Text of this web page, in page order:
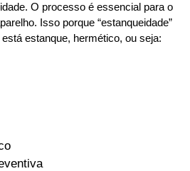
O processo é essencial para o
Isso porque “estanqueidade”
estanque, hermético, ou seja: